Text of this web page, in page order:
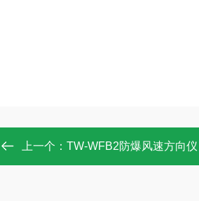
上一个： TW-WFB2防爆风速方向仪